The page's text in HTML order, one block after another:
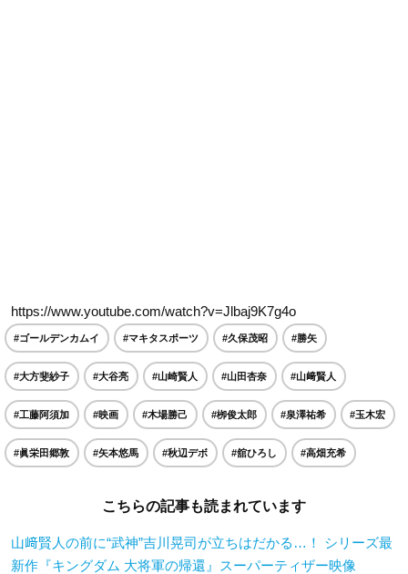
https://www.youtube.com/watch?v=Jlbaj9K7g4o
#ゴールデンカムイ #マキタスポーツ #久保茂昭 #勝矢
#大方斐紗子 #大谷亮 #山崎賢人 #山田杏奈 #山﨑賢人
#工藤阿須加 #映画 #木場勝己 #栁俊太郎 #泉澤祐希 #玉木宏
#眞栄田郷敦 #矢本悠馬 #秋辺デボ #舘ひろし #高畑充希
こちらの記事も読まれています
山﨑賢人の前に“武神”吉川晃司が立ちはだかる…！ シリーズ最
新作『キングダム 大将軍の帰還』スーパーティザー映像